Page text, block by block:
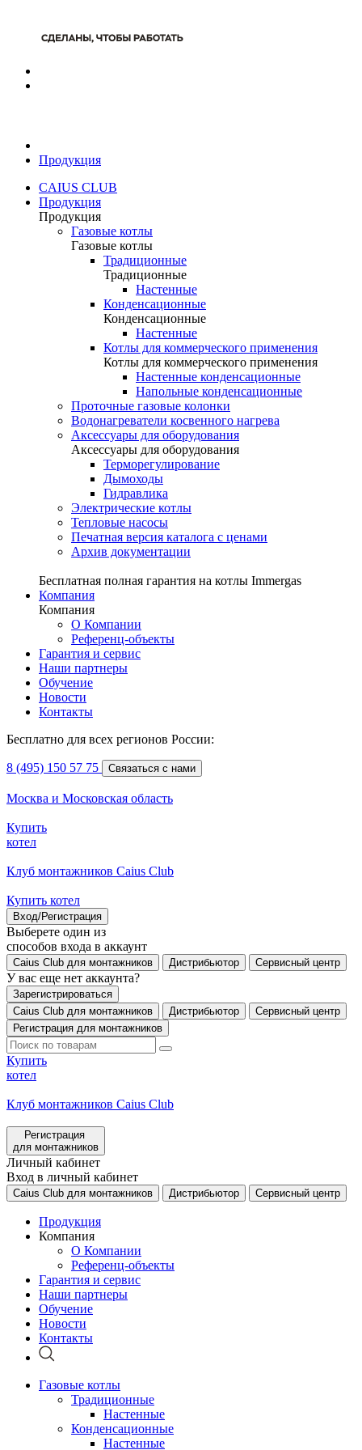
Продукция
CAIUS CLUB
Продукция
Продукция
Газовые котлы
Газовые котлы
Традиционные
Традиционные
Настенные
Конденсационные
Конденсационные
Настенные
Котлы для коммерческого применения
Котлы для коммерческого применения
Настенные конденсационные
Напольные конденсационные
Проточные газовые колонки
Водонагреватели косвенного нагрева
Аксессуары для оборудования
Аксессуары для оборудования
Терморегулирование
Дымоходы
Гидравлика
Электрические котлы
Тепловые насосы
Печатная версия каталога с ценами
Архив документации
Бесплатная полная гарантия на котлы Immergas
Компания
Компания
О Компании
Референц-объекты
Гарантия и сервис
Наши партнеры
Обучение
Новости
Контакты
Бесплатно для всех регионов России:
8 (495) 150 57 75 Связаться с нами
Москва и Московская область
Купить
котел
Клуб монтажников Caius Club
Купить котел
Вход/Регистрация
Выберете один из
способов входа в аккаунт
Caius Club для монтажников Дистрибьютор Сервисный центр
У вас еще нет аккаунта?
Зарегистрироваться
Caius Club для монтажников
Дистрибьютор
Сервисный центр
Регистрация для монтажников
Купить
котел
Клуб монтажников Caius Club
Регистрация
для монтажников
Личный кабинет
Вход в личный кабинет
Caius Club для монтажников Дистрибьютор Сервисный центр
Продукция
Компания
О Компании
Референц-объекты
Гарантия и сервис
Наши партнеры
Обучение
Новости
Контакты
Газовые котлы
Традиционные
Настенные
Конденсационные
Настенные